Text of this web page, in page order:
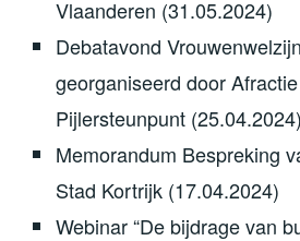
Vlaanderen (31.05.2024)
Debatavond
georganiseerd door
Pijlersteunpunt (25.04.2024)
Memorandum Bespreking
Stad Kortrijk (17.04.2024)
Webinar “De bijdrage van